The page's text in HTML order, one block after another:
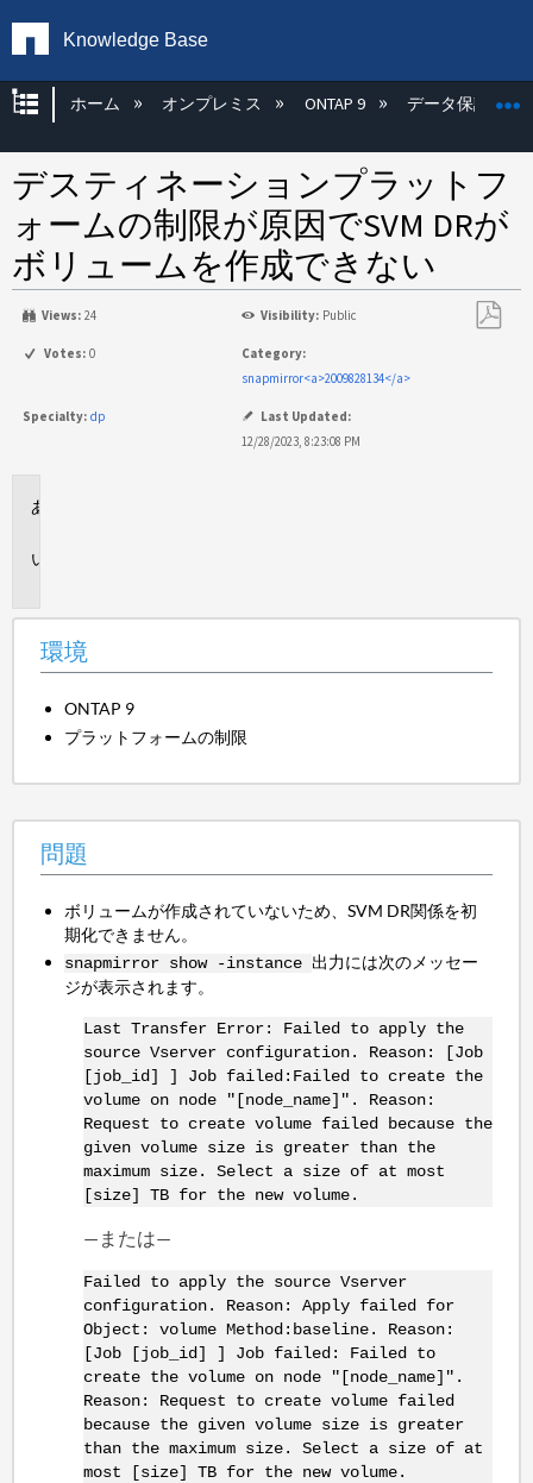
Knowledge Base
グローバル階層を展開/折りたたむ
ホーム オンプレミス ONTAP 9 データ保護
デスティネーションプラットフ
ォームの制限が原因でSVM DRが
ボリュームを作成できない
Views: 24 Visibility: Public
Votes: 0
Category:
snapmirror<a>2009828134</a>
Specialty: dp
Last Updated:
12/28/2023, 8:23:08 PM
環境
ONTAP 9
プラットフォームの制限
問題
ボリュームが作成されていないため、SVM DR関係を初
期化できません。
snapmirror show -instance出力には次のメッセー
ジが表示されます。
Last Transfer Error: Failed to apply the
source Vserver configuration. Reason: [Job
[job_id] ] Job failed:Failed to create the
volume on node "[node_name]". Reason:
Request to create volume failed because the
given volume size is greater than the
maximum size. Select a size of at most
[size] TB for the new volume.
—または—
Failed to apply the source Vserver
configuration. Reason: Apply failed for
Object: volume Method:baseline. Reason:
[Job [job_id] ] Job failed: Failed to
create the volume on node "[node_name]".
Reason: Request to create volume failed
because the given volume size is greater
than the maximum size. Select a size of at
most [size] TB for the new volume.